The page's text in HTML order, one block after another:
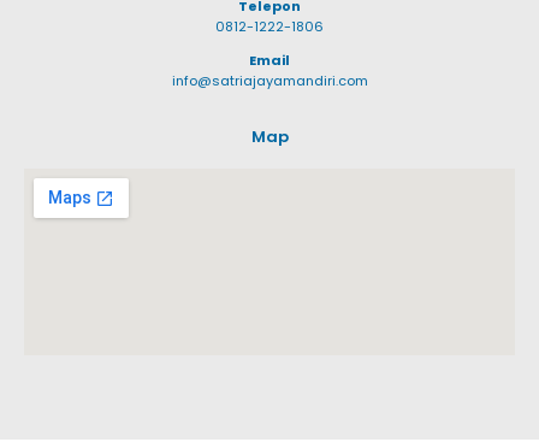
Telepon
0812-1222-1806
Email
info@satriajayamandiri.com
Map